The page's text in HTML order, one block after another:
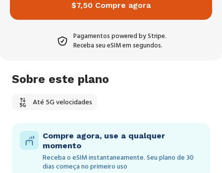
$7,50 Compre agora
Pagamentos powered by Stripe.
Receba seu eSIM em segundos.
Sobre este plano
Até 5G velocidades
Compre agora, use a qualquer
momento
Receba o eSIM instantaneamente. Seu plano de 30
dias começa no primeiro uso